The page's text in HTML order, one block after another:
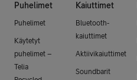
Puhelimet
Puhelimet
Käytetyt
puhelimet –
Telia
Kaiuttimet
Bluetooth-
kaiuttimet
Aktiivikaiuttimet
Soundbarit